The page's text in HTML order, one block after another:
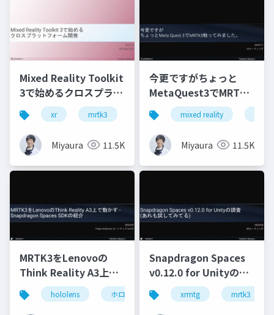
Mixed Reality Toolkit
3で始めるクロスプラッ
トフォーム開発
xr mrtk3 metaquest3 snapdragonspaces
Miyaura 11.5K
今更ですがちょっと
MetaQuest3でMRTK3
触ってみました
mixed reality
Miyaura 11.5K
MRTK3をLenovoの
Think Reality A3上で
動かす - Snapdragon
Spaces SDKの紹介
hololens ホロマジ snapdragonspaces
Snapdragon Spaces
v0.12.0 for Unityの調
査(あれも試してみて
る)
xrmtg mrtk3